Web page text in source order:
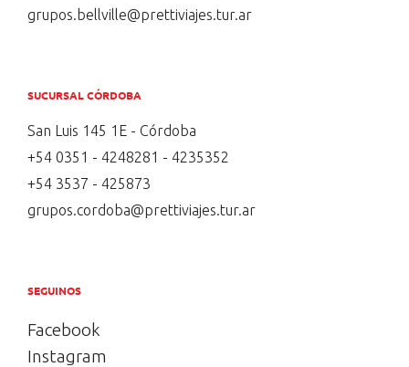
grupos.bellville@prettiviajes.tur.ar
SUCURSAL CÓRDOBA
San Luis 145 1E - Córdoba
+54 0351 - 4248281 - 4235352
+54 3537 - 425873
grupos.cordoba@prettiviajes.tur.ar
SEGUINOS
Facebook
Instagram